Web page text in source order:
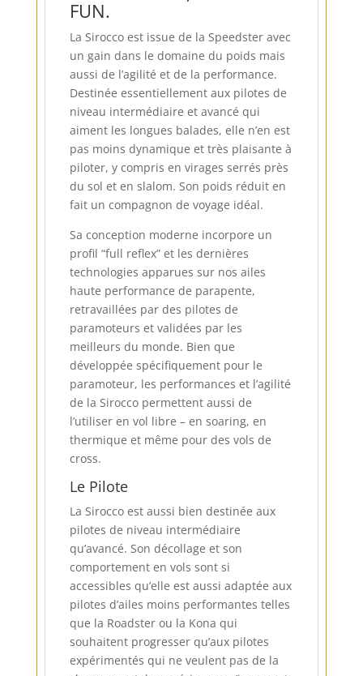
FUN.
La Sirocco est issue de la Speedster avec
un gain dans le domaine du poids mais
aussi de l’agilité et de la performance.
Destinée essentiellement aux pilotes de
niveau intermédiaire et avancé qui
aiment les longues balades, elle n’en est
pas moins dynamique et très plaisante à
piloter, y compris en virages serrés près
du sol et en slalom. Son poids réduit en
fait un compagnon de voyage idéal.
Sa conception moderne incorpore un
profil “full reflex” et les dernières
technologies apparues sur nos ailes
haute performance de parapente,
retravaillées par des pilotes de
paramoteurs et validées par les
meilleurs du monde. Bien que
développée spécifiquement pour le
paramoteur, les performances et l’agilité
de la Sirocco permettent aussi de
l’utiliser en vol libre – en soaring, en
thermique et même pour des vols de
cross.
Le Pilote
La Sirocco est aussi bien destinée aux
pilotes de niveau intermédiaire
qu’avancé. Son décollage et son
comportement en vols sont si
accessibles qu’elle est aussi adaptée aux
pilotes d’ailes moins performantes telles
que la Roadster ou la Kona qui
souhaitent progresser qu’aux pilotes
expérimentés qui ne veulent pas de la